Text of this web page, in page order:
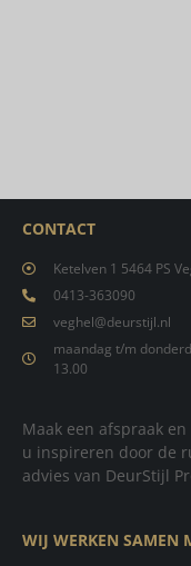
CONTACT
Ketelven 1 5464 PS
0413-363090
veghel@deurstijl.nl
maandag t/m
13.00
Maak een afspraak
u inspireren door de
advies van DeurStijl
WIJ WERKEN SAMEN